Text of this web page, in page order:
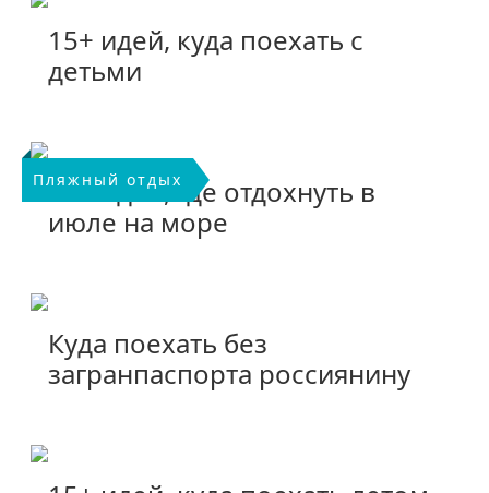
15+ идей, куда поехать с
детьми
20+ идей, где отдохнуть в
июле на море
Пляжный отдых
Куда поехать без
загранпаспорта россиянину